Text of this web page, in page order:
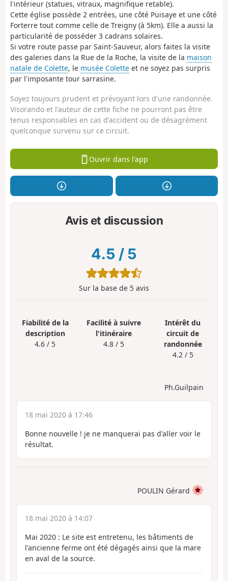
l'intérieur (statues, vitraux, magnifique retable).
Cette église possède 2 entrées, une côté Puisaye et une côté
Forterre tout comme celle de Treigny (à 5km). Elle a aussi la
particularité de posséder 3 cadrans solaires.
Si votre route passe par Saint-Sauveur, alors faites la visite
des galeries dans la Rue de la Roche, la visite de la maison
natale de Colette, le musée Colette et ne soyez pas surpris
par l'imposante tour sarrasine.
Soyez toujours prudent et prévoyant lors d'une randonnée.
Visorando et l'auteur de cette fiche ne pourront pas être
tenus responsables en cas d'accident ou de désagrément
quelconque survenu sur ce circuit.
Ouvrir dans l'app
Avis et discussion
4.5 / 5
Sur la base de 5 avis
Fiabilité de la
description
4.6 / 5
Facilité à suivre
l'itinéraire
4.8 / 5
Intérêt du
circuit de
randonnée
4.2 / 5
Ph.Guilpain
18 mai 2020 à 17:46
Bonne nouvelle ! je ne manquerai pas d'aller voir le
résultat.
POULIN Gérard
18 mai 2020 à 14:07
Mai 2020 : Le site est entretenu, les bâtiments de
l'ancienne ferme ont été dégagés ainsi que la mare
en aval de la source.